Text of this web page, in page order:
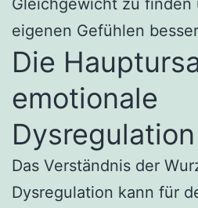
Gleichgewicht zu finden
eigenen Gefühlen
Die
emotionale
Dysregulation
Das Verständnis der
Dysregulation kann für